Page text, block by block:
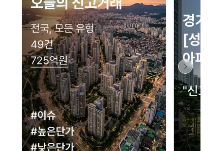
네이버 지도 연결 안내
현재 네이버 지도 연결이 원활하지 않아 지도를 불러올 수 없습니다.
이용에 불편을 드려 죄송합니다.
다시 시도